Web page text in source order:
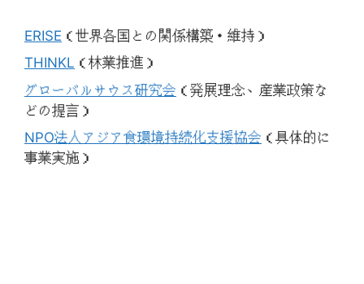
ERISE （世界各国との関係構築・維持）
THINKL （林業推進）
グローバルサウス研究会 （発展理念、産業政策な
どの提言）
NPO法人アジア食環境持続化支援協会 （具体的に
事業実施）